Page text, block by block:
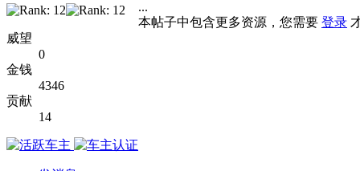
威望
0
金钱
4346
贡献
14
...
本帖子中包含更多资源，您需要 登录